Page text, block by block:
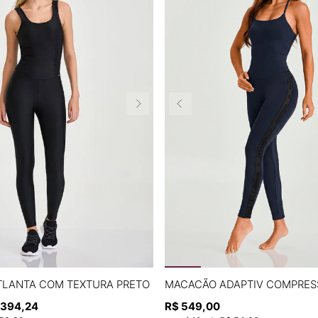
ADICIONAR À SACOLA
COM TEXTURA PRETO
394,24
MACACÃO ADAPTIV
R$ 549,00